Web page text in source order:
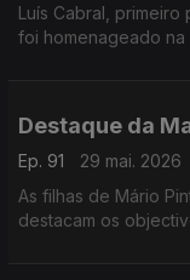
Luís Cabral,
foi homenageado
Destaque da
Ep. 91
29 mai. 2026
As filhas de Mário
destacam os